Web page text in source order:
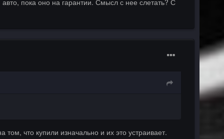
пока оно на гарантии. Смысл с нее слетать? С
что купили изначально и их это устраивает.